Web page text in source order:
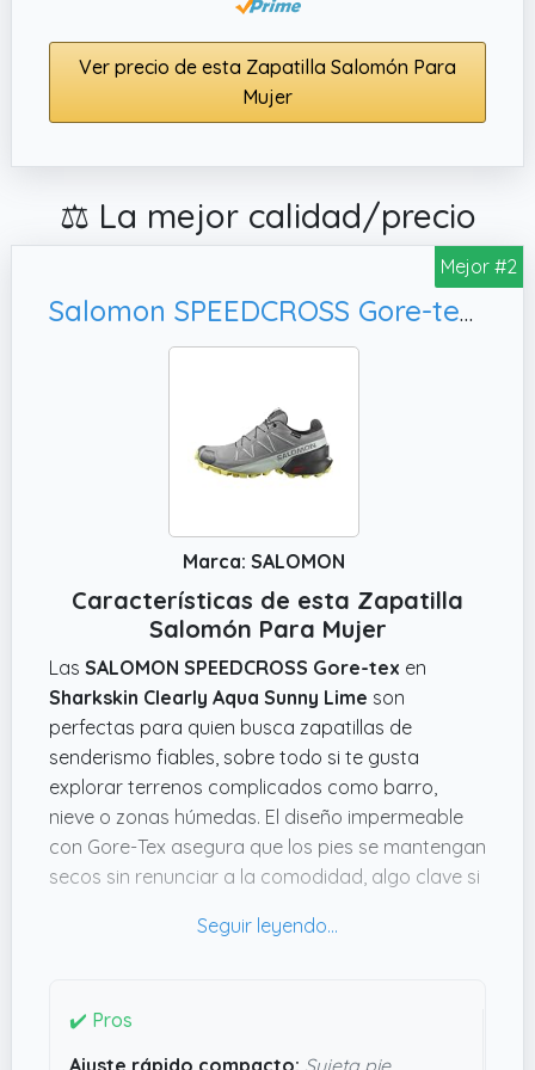
Ver precio de esta Zapatilla Salomón Para
Mujer
⚖️ La mejor calidad/precio
Mejor #2
Salomon SPEEDCROSS Gore-tex Impermeables Zapatillas de senderismo, Mujer
Marca: SALOMON
Características de esta Zapatilla
Salomón Para Mujer
Las SALOMON SPEEDCROSS Gore-tex en
Sharkskin Clearly Aqua Sunny Lime son
perfectas para quien busca zapatillas de
senderismo fiables, sobre todo si te gusta
explorar terrenos complicados como barro,
nieve o zonas húmedas. El diseño impermeable
con Gore-Tex asegura que los pies se mantengan
secos sin renunciar a la comodidad, algo clave si
Quicklace, que permite un ajuste súper preciso y
✔️ Pros
Ajuste rápido compacto: Sujeta pie